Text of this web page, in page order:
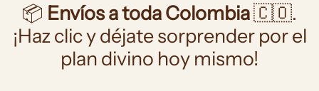
📦 Envíos a toda Colombia🇨🇴.
¡Haz clic y déjate sorprender por el
plan divino hoy mismo!